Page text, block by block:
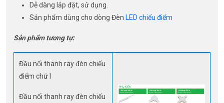
Dễ dàng lắp đặt, sử dụng.
Sản phẩm dùng cho dòng Đèn LED chiếu điểm
Sản phẩm tương tự:
Đầu nối thanh ray đèn chiếu
điểm chữ I
Đầu nối thanh ray đèn chiếu